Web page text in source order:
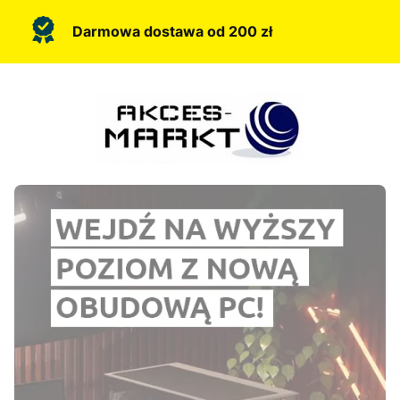
Darmowa dostawa od 200 zł